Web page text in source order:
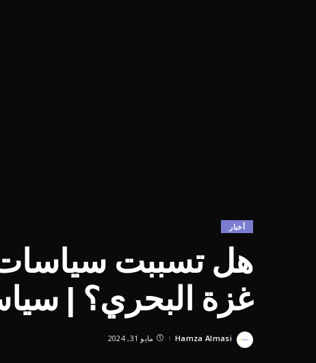
أخبار
هل تسببت سياسات
غزة البحري؟ |
Posted
Hamza Almasi مايو 31, 2024